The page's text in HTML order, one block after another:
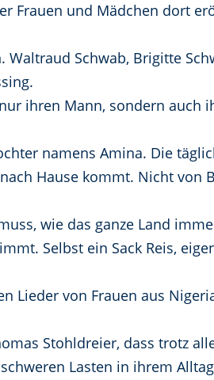
Frauen und Mädchen dort
Schwab, Brigitte
ihren Mann, sondern auch
namens Amina. Die
Hause kommt. Nicht von
wie das ganze Land
Selbst ein Sack Reis,
Lieder von Frauen aus
Stohldreier, dass trotz
Lasten in ihrem